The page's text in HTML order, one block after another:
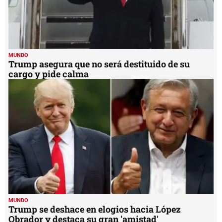
MUNDO
Trump asegura que no será destituido de su
cargo y pide calma
MUNDO
Trump se deshace en elogios hacia López
Obrador y destaca su gran 'amistad'